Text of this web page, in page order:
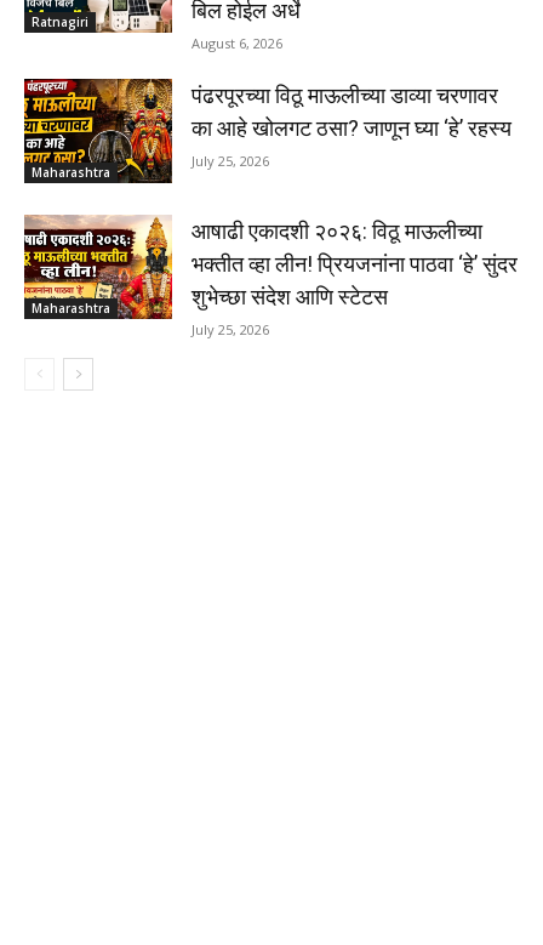
Ratnagiri बिल होईल अर्धे
August 6, 2026
Maharashtra
पंढरपूरच्या विठू माऊलीच्या डाव्या चरणावर
का आहे खोलगट ठसा? जाणून घ्या ‘हे’ रहस्य
July 25, 2026
Maharashtra
आषाढी एकादशी २०२६: विठू माऊलीच्या
भक्तीत व्हा लीन! प्रियजनांना पाठवा ‘हे’ सुंदर
शुभेच्छा संदेश आणि स्टेटस
July 25, 2026